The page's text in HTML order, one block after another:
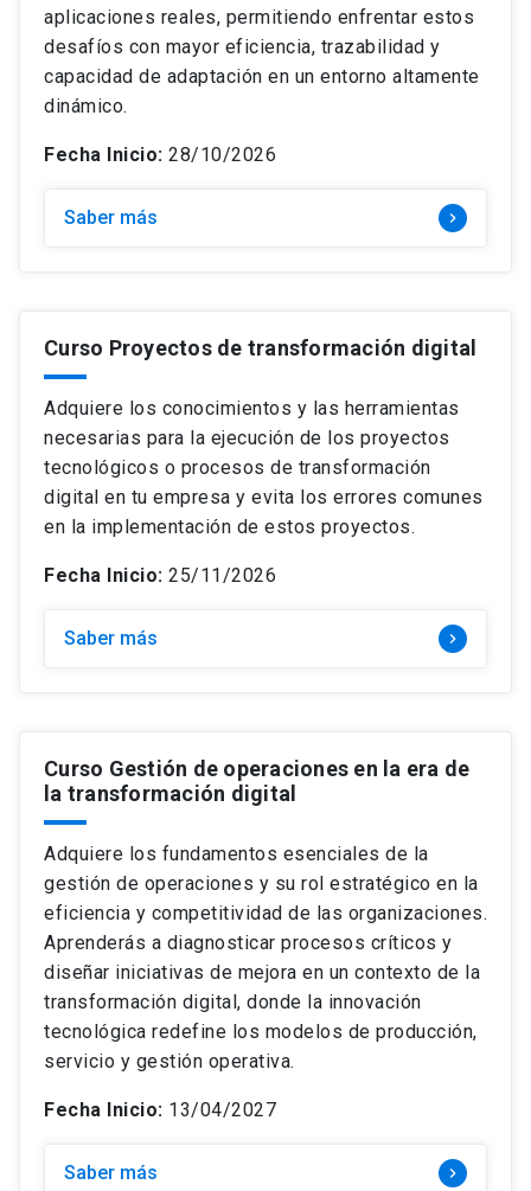
aplicaciones reales, permitiendo enfrentar estos
desafíos con mayor eficiencia, trazabilidad y
capacidad de adaptación en un entorno altamente
dinámico.
Fecha Inicio: 28/10/2026
Saber más keyboard_arrow_right
Curso Proyectos de transformación digital
Adquiere los conocimientos y las herramientas
necesarias para la ejecución de los proyectos
tecnológicos o procesos de transformación
digital en tu empresa y evita los errores comunes
en la implementación de estos proyectos.
Fecha Inicio: 25/11/2026
Saber más keyboard_arrow_right
Curso Gestión de operaciones en la era de
la transformación digital
Adquiere los fundamentos esenciales de la
gestión de operaciones y su rol estratégico en la
eficiencia y competitividad de las organizaciones.
Aprenderás a diagnosticar procesos críticos y
diseñar iniciativas de mejora en un contexto de la
transformación digital, donde la innovación
tecnológica redefine los modelos de producción,
servicio y gestión operativa.
Fecha Inicio: 13/04/2027
Saber más keyboard_arrow_right